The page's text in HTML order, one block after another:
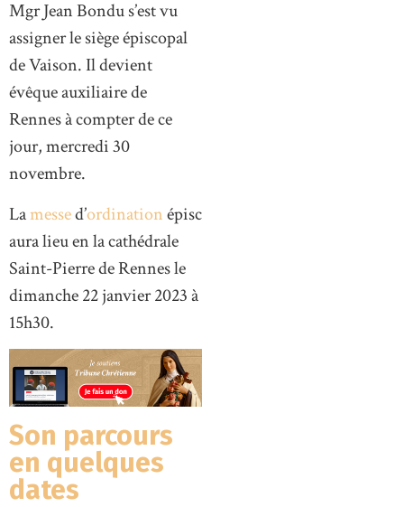
Mgr Jean Bondu s’est vu
assigner le siège épiscopal
de Vaison. Il devient
évêque auxiliaire de
Rennes à compter de ce
jour, mercredi 30
novembre.
Lamessed’ordinationépiscopale
aura lieu en la cathédrale
Saint-Pierre de Rennes le
dimanche 22 janvier 2023 à
15h30.
Son parcours
en quelques
dates